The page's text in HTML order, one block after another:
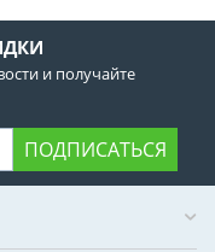
и получайте
ПОДПИСАТЬСЯ